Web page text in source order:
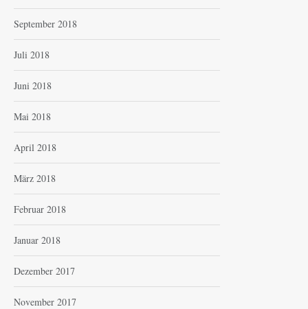
September 2018
Juli 2018
Juni 2018
Mai 2018
April 2018
März 2018
Februar 2018
Januar 2018
Dezember 2017
November 2017